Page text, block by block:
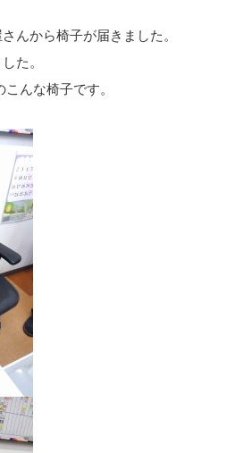
んから椅子が届きました。
た。
んな椅子です。